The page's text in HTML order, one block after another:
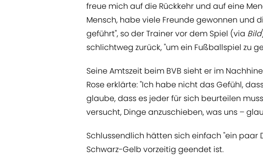
freue mich auf die Rückkehr und auf eine
Mensch, habe viele Freunde gewonnen und
geführt", so der Trainer vor dem Spiel (via Bild
schlichtweg zurück, "um ein Fußballspiel zu
Seine Amtszeit beim BVB sieht er im
Rose erklärte: "Ich habe nicht das Gefühl,
glaube, dass es jeder für sich beurteilen
versucht, Dinge anzuschieben, was uns –
Schlussendlich hätten sich einfach "ein paar
Schwarz-Gelb vorzeitig geendet ist.